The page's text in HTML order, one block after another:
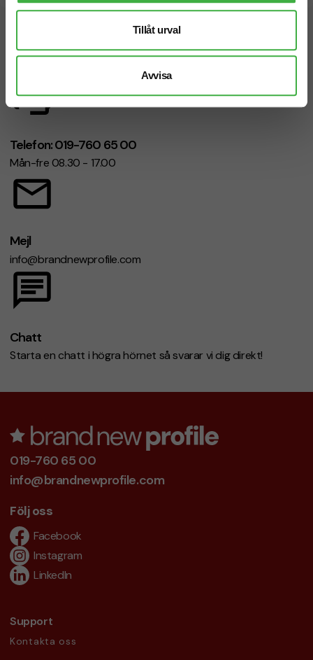
Tillåt urval
Avvisa
Vi hjälper dig gärna!
Telefon: 019-760 65 00
Mån-fre 08.30 - 17.00
Mejl
info@brandnewprofile.com
Chatt
Starta en chatt i högra hörnet så svarar vi dig direkt!
019-760 65 00
info@brandnewprofile.com
Följ oss
Facebook
Instagram
LinkedIn
Support
Kontakta oss